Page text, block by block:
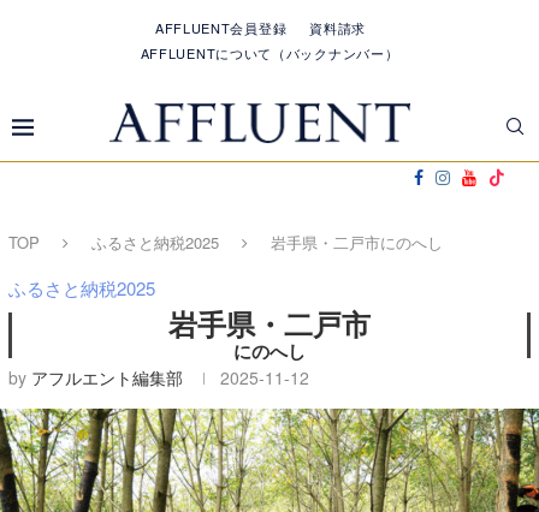
AFFLUENT会員登録
資料請求
AFFLUENTについて（バックナンバー）
TOP ふるさと納税2025 岩手県・二戸市にのへし
ふるさと納税2025
岩手県・二戸市
にのへし
by アフルエント編集部 2025-11-12